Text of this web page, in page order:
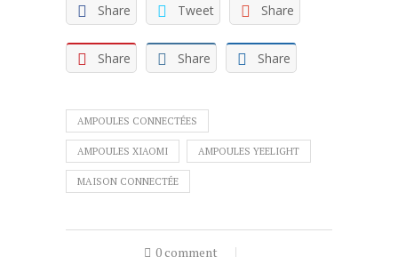
Share Tweet Share
Share Share Share
AMPOULES CONNECTÉES
AMPOULES XIAOMI AMPOULES YEELIGHT
MAISON CONNECTÉE
0 comment